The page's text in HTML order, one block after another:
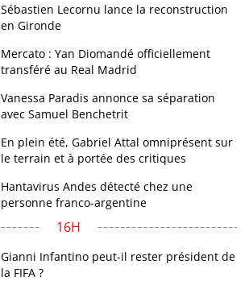
Sébastien Lecornu lance la reconstruction
en Gironde
Mercato : Yan Diomandé officiellement
transféré au Real Madrid
Vanessa Paradis annonce sa séparation
avec Samuel Benchetrit
En plein été, Gabriel Attal omniprésent sur
le terrain et à portée des critiques
Hantavirus Andes détecté chez une
personne franco-argentine
16H
Gianni Infantino peut-il rester président de
la FIFA ?